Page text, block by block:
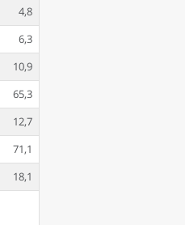
4,8
6,3
10,9
65,3
12,7
71,1
18,1